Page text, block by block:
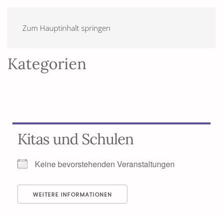
Zum Hauptinhalt springen
Kategorien
Kitas und Schulen
Keine bevorstehenden Veranstaltungen
WEITERE INFORMATIONEN